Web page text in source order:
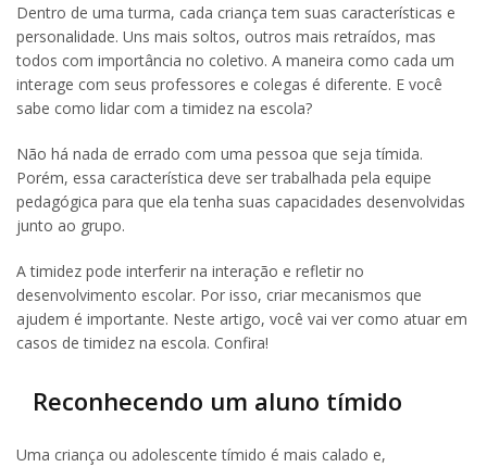
Dentro de uma turma, cada criança tem suas características e
personalidade. Uns mais soltos, outros mais retraídos, mas
todos com importância no coletivo. A maneira como cada um
interage com seus professores e colegas é diferente. E você
sabe como lidar com a timidez na escola?
Não há nada de errado com uma pessoa que seja tímida.
Porém, essa característica deve ser trabalhada pela equipe
pedagógica para que ela tenha suas capacidades desenvolvidas
junto ao grupo.
A timidez pode interferir na interação e refletir no
desenvolvimento escolar. Por isso, criar mecanismos que
ajudem é importante. Neste artigo, você vai ver como atuar em
casos de timidez na escola. Confira!
Reconhecendo um aluno tímido
Uma criança ou adolescente tímido é mais calado e,